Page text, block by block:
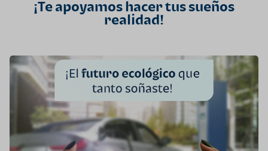
¡Te apoyamos hacer tus sueños
realidad!